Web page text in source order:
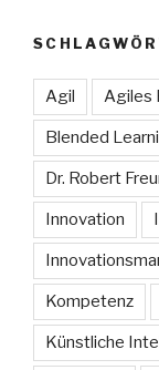
Agil Agiles
Blended
Dr. Robert
Innovation
Kompetenz
Künstliche